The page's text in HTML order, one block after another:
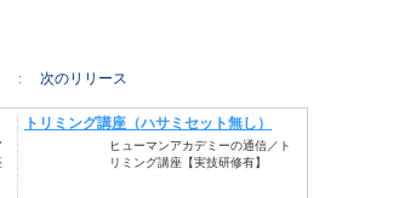
: 次のリリース